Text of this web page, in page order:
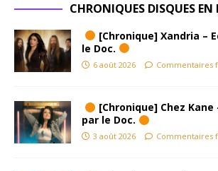
CHRONIQUES DISQUES EN
[Chronique] Xandria –
le Doc.
6 août 2026 Commentaires
[Chronique] Chez Kane
par le Doc.
3 août 2026 Commentaires